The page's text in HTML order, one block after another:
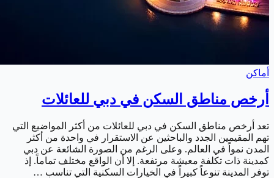
أماكن
أرخص مناطق السكن في دبي للعائلات
تعد أرخص مناطق السكن في دبي للعائلات من أكثر المواضيع التي
تهم المقيمين الجدد والباحثين عن الاستقرار في واحدة من أكثر
المدن نمواً في العالم. وعلى الرغم من الصورة الشائعة عن دبي
كمدينة ذات تكلفة معيشة مرتفعة. إلا أن الواقع مختلف تماماً. إذ
توفر المدينة تنوعاً كبيراً في الخيارات السكنية التي تناسب …